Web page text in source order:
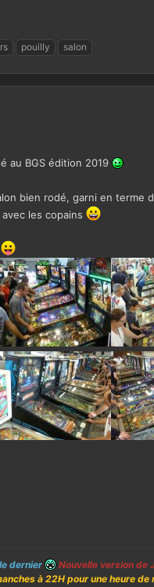
pouilly salon
au BGS édition 2019
bien rodé, garni en terme
les copains
dernier Nouvelle version de
à 22H pour une heure de